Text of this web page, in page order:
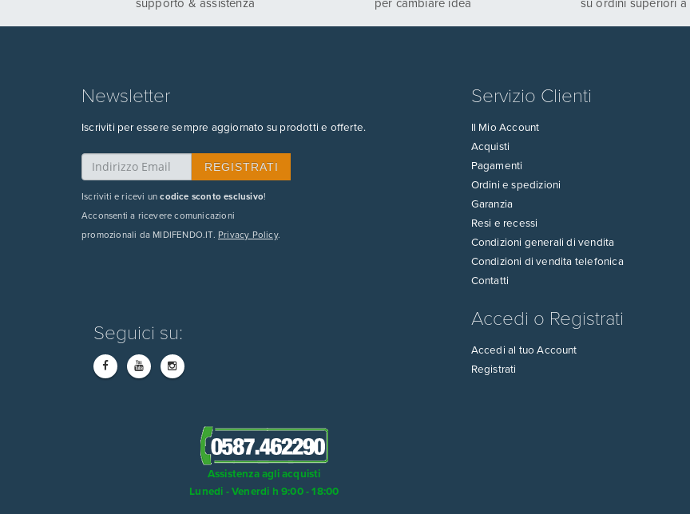
Newsletter
Iscriviti per essere sempre aggiornato su prodotti e offerte.
Iscriviti e ricevi uncodice sconto esclusivo!
Acconsenti a ricevere comunicazioni
promozionali da MIDIFENDO.IT. Privacy Policy.
Seguici su:
Assistenza agli acquisti
Lunedi - Venerdi h 9:00 - 18:00
Servizio Clienti
Il Mio Account
Acquisti
Pagamenti
Ordini e spedizioni
Garanzia
Resi e recessi
Condizioni generali di vendita
Condizioni di vendita telefonica
Contatti
Accedi o Registrati
Accedi al tuo Account
Registrati